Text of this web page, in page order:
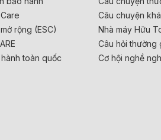
rộng (ESC)
toàn quốc
Câu chuyện
Nhà máy Hữu
Câu hỏi thường
Cơ hội nghề